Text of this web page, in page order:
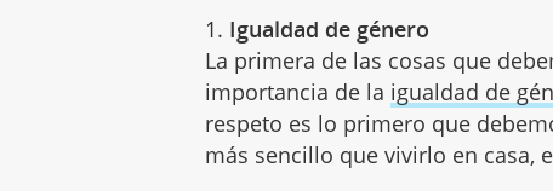
1. Igualdad de género
La primera de las cosas que
importancia de la igualdad de
respeto es lo primero que
más sencillo que vivirlo en casa,